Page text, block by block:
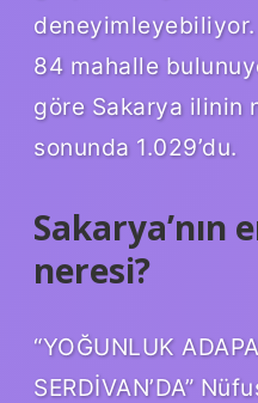
deneyimleyebiliyor.
84 mahalle
göre Sakarya ilinin
sonunda 1.029’du.
Sakarya’nın
neresi?
“YOĞUNLUK
SERDİVAN’DA”